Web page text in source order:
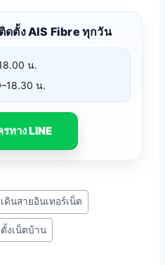
ดตั้ง AIS Fibre ทุกวัน
น.
น.
ทาง LINE
ดินสายอินเทอร์เน็ต
งเน็ตบ้าน